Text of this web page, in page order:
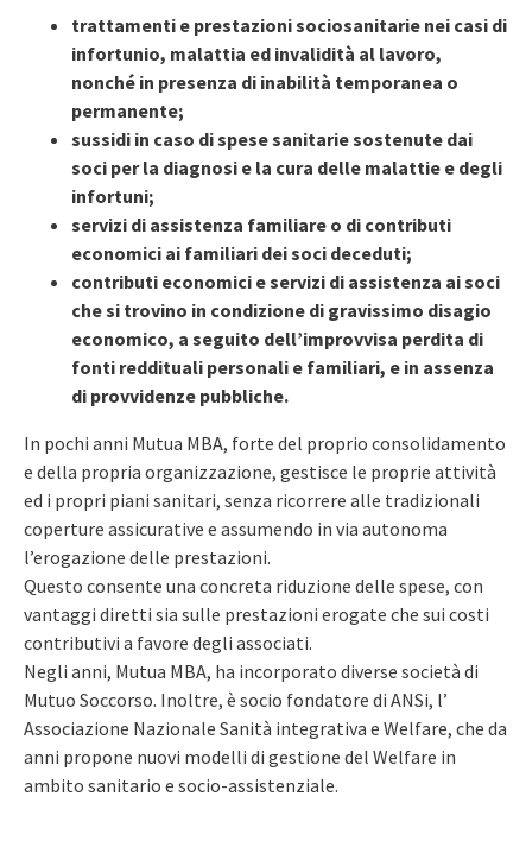
trattamenti e prestazioni sociosanitarie nei casi di
infortunio, malattia ed invalidità al lavoro,
nonché in presenza di inabilità temporanea o
permanente;
sussidi in caso di spese sanitarie sostenute dai
soci per la diagnosi e la cura delle malattie e degli
infortuni;
servizi di assistenza familiare o di contributi
economici ai familiari dei soci deceduti;
contributi economici e servizi di assistenza ai soci
che si trovino in condizione di gravissimo disagio
economico, a seguito dell’improvvisa perdita di
fonti reddituali personali e familiari, e in assenza
di provvidenze pubbliche.
In pochi anni Mutua MBA, forte del proprio consolidamento
e della propria organizzazione, gestisce le proprie attività
ed i propri piani sanitari, senza ricorrere alle tradizionali
coperture assicurative e assumendo in via autonoma
l’erogazione delle prestazioni.
Questo consente una concreta riduzione delle spese, con
vantaggi diretti sia sulle prestazioni erogate che sui costi
contributivi a favore degli associati.
Negli anni, Mutua MBA, ha incorporato diverse società di
Mutuo Soccorso. Inoltre, è socio fondatore di ANSi, l’
Associazione Nazionale Sanità integrativa e Welfare, che da
anni propone nuovi modelli di gestione del Welfare in
ambito sanitario e socio-assistenziale.